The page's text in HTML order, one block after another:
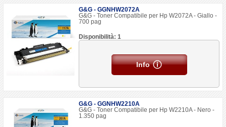
G&G - GGNHW2072A
G&G - Toner Compatibile per Hp W2072A - Giallo -
700 pag
Disponibilità: 1
Info
G&G - GGNHW2210A
G&G - Toner Compatibile per Hp W2210A - Nero -
1.350 pag